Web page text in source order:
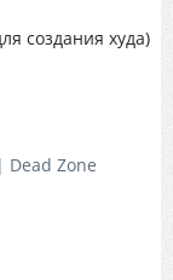
создания худа)
Dead Zоne